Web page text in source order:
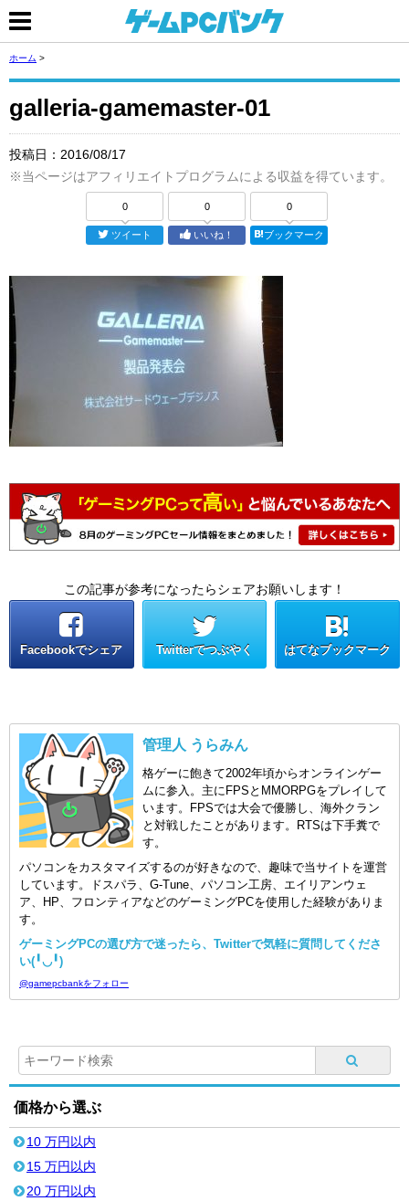
ホーム >
galleria-gamemaster-01
投稿日： 2016/08/17
※当ページはアフィリエイトプログラムによる収益を得ています。
0
ツイート
0
いいね！
0
ブックマーク
この記事が参考になったらシェアお願いします！
Facebookでシェア Twitterでつぶやく はてなブックマーク
管理人 うらみん
格ゲーに飽きて2002年頃からオンラインゲー
ムに参入。主にFPSとMMORPGをプレイして
います。FPSでは大会で優勝し、海外クラン
と対戦したことがあります。RTSは下手糞で
す。
パソコンをカスタマイズするのが好きなので、趣味で当サイトを運営
しています。ドスパラ、G-Tune、パソコン工房、エイリアンウェ
ア、HP、フロンティアなどのゲーミングPCを使用した経験がありま
す。
ゲーミングPCの選び方で迷ったら、Twitterで気軽に質問してくださ
い(╹◡╹)
@gamepcbankをフォロー
価格から選ぶ
10 万円以内
15 万円以内
20 万円以内